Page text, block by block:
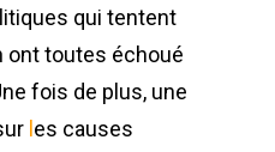
qui tentent
ont toutes échoué
fois de plus, une
es causes